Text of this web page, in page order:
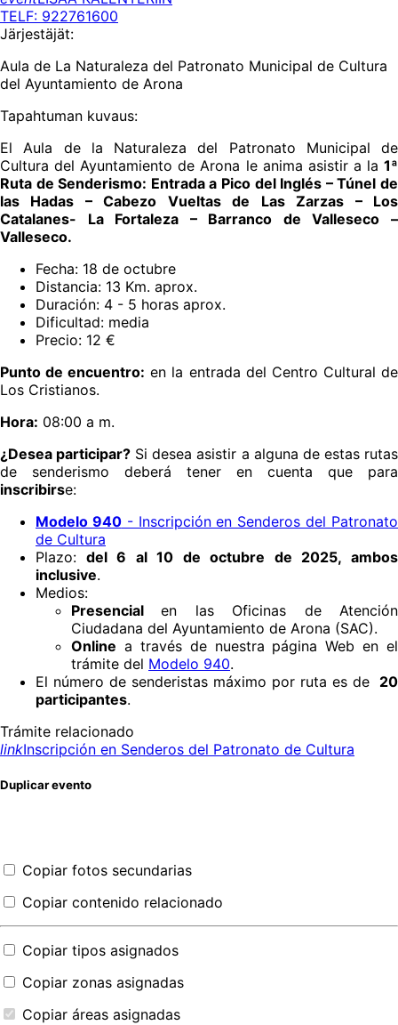
TELF: 922761600
Järjestäjät:
Aula de La Naturaleza del Patronato Municipal de Cultura
del Ayuntamiento de Arona
Tapahtuman kuvaus:
El Aula de la Naturaleza del Patronato Municipal de
Cultura del Ayuntamiento de Arona le anima asistir a la 1ª
Ruta de Senderismo: Entrada a Pico del Inglés – Túnel de
las Hadas – Cabezo Vueltas de Las Zarzas – Los
Catalanes- La Fortaleza – Barranco de Valleseco –
Valleseco.
Fecha: 18 de octubre
Distancia: 13 Km. aprox.
Duración: 4 - 5 horas aprox.
Dificultad: media
Precio: 12 €
Punto de encuentro: en la entrada del Centro Cultural de
Los Cristianos.
Hora: 08:00 a m.
¿Desea participar? Si desea asistir a alguna de estas rutas
de senderismo deberá tener en cuenta que para
inscribirse:
Modelo 940- Inscripción en Senderos del Patronato
de Cultura
Plazo: del 6 al 10 de octubre de 2025, ambos
inclusive.
Medios:
Presencialen las Oficinas de Atención
Ciudadana del Ayuntamiento de Arona (SAC).
Online a través de nuestra página Web en el
trámite del Modelo 940.
El número de senderistas máximo por ruta es de 20
participantes.
Trámite relacionado
linkInscripción en Senderos del Patronato de Cultura
Duplicar evento
Copiar fotos secundarias
Copiar contenido relacionado
Copiar tipos asignados
Copiar zonas asignadas
Copiar áreas asignadas